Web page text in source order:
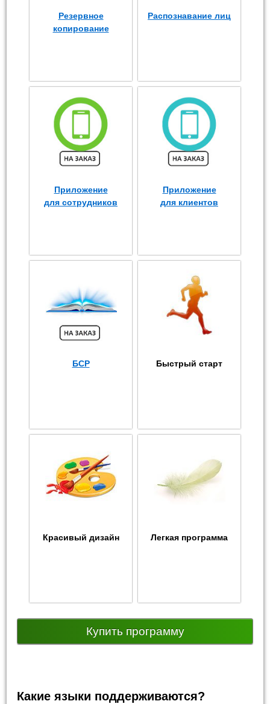
Резервное
копирование
Распознавание лиц
Приложение
для сотрудников
Приложение
для клиентов
БСР Быстрый старт
Красивый дизайн Легкая программа
Купить программу
Какие языки поддерживаются?